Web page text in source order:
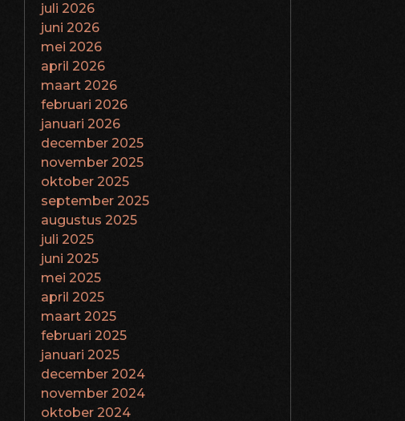
juli 2026
juni 2026
mei 2026
april 2026
maart 2026
februari 2026
januari 2026
december 2025
november 2025
oktober 2025
september 2025
augustus 2025
juli 2025
juni 2025
mei 2025
april 2025
maart 2025
februari 2025
januari 2025
december 2024
november 2024
oktober 2024